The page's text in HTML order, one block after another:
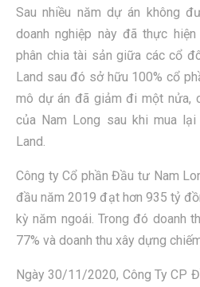
Sau nhiều năm dự án không
doanh nghiệp này đã thực
phân chia tài sản giữa các cổ
Land sau đó sở hữu 100% cổ
mô dự án đã giảm đi một nửa,
của Nam Long sau khi mua
Land.
Công ty Cổ phần Đầu tư Nam
đầu năm 2019 đạt hơn 935 tỷ
kỳ năm ngoái. Trong đó doanh
77% và doanh thu xây dựng
Ngày 30/11/2020, Công Ty CP